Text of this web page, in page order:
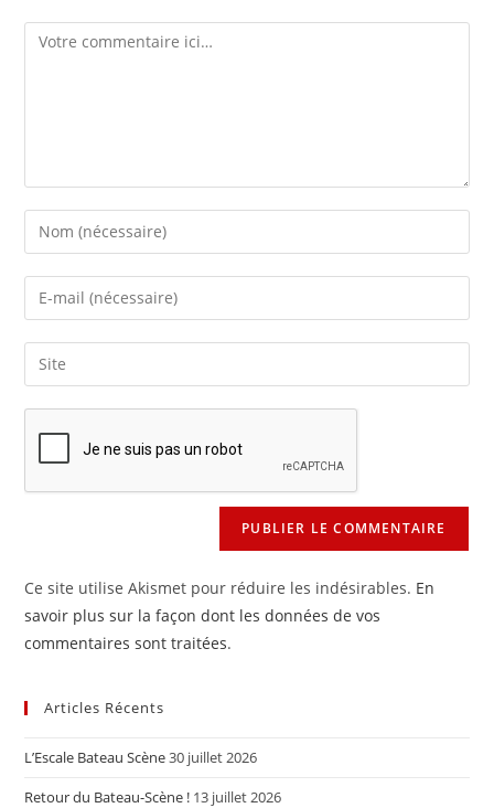
Comment
Enter
your
name
comment
Enter
your
email
address
Saisir
l’URL
de
votre
site
(facultatif)
Ce site utilise Akismet pour réduire les indésirables. En
savoir plus sur la façon dont les données de vos
commentaires sont traitées.
Articles Récents
L’Escale Bateau Scène30 juillet 2026
Retour du Bateau-Scène ! 13 juillet 2026